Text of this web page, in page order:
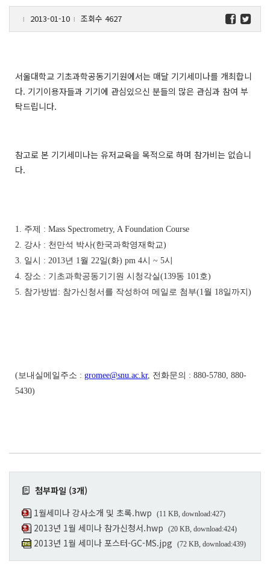
l 2013-01-10 l 조회수 4627
서울대학교 기초과학공동기기원에서는 매달 기기세미나를 개최합니
다. 기기이용자들과 기기에 관심있으신 분들의 많은 관심과 참여 부
탁드립니다.
참고로 본 기기세미나는 유저교육을 목적으로 하며 참가비는 없습니
다.
1. 주제 : Mass Spectrometry, A Foundation Course
2. 강사 : 천만석 박사(한국과학영재학교)
3. 일시 : 2013년 1월 22일(화) pm 4시 ~ 5시
4. 장소 : 기초과학공동기기원 시청각실(139동 101호)
5. 참가방법: 참가신청서를 작성하여 메일로 첨부(1월 18일까지)
(보내실메일주소 : gromee@snu.ac.kr, 전화문의 : 880-5780, 880-
5430)
첨부파일 (3개)
1월세미나 강사소개 및 초록.hwp
(11 KB, download:427)
2013년 1월 세미나 참가신청서.hwp (20 KB, download:424)
2013년 1월 세미나 포스터-GC-MS.jpg (72 KB, download:439)